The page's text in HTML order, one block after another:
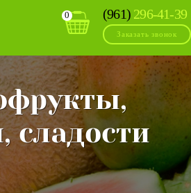
0 (961) 296-41-39
Заказать звонок
сладости